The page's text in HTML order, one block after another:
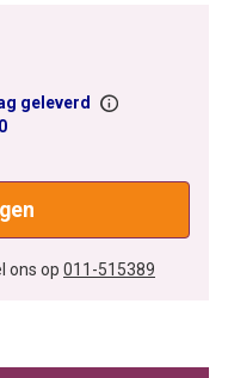
geleverd
ons op 011-515389